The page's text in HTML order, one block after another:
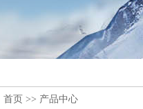
首页 >> 产品中心